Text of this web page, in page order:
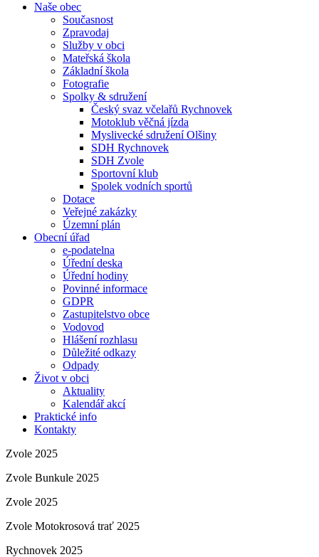
Naše obec
Současnost
Zpravodaj
Služby v obci
Mateřská škola
Základní škola
Fotografie
Spolky & sdružení
Český svaz včelařů Rychnovek
Motoklub věčná jízda
Myslivecké sdružení Olšiny
SDH Rychnovek
SDH Zvole
Sportovní klub
Spolek vodních sportů
Dotace
Veřejné zakázky
Územní plán
Obecní úřad
e-podatelna
Úřední deska
Úřední hodiny
Povinné informace
GDPR
Zastupitelstvo obce
Vodovod
Hlášení rozhlasu
Důležité odkazy
Odpady
Život v obci
Aktuality
Kalendář akcí
Praktické info
Kontakty
Zvole 2025
Zvole Bunkule 2025
Zvole 2025
Zvole Motokrosová trať 2025
Rychnovek 2025